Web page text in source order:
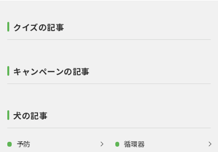
クイズの記事
キャンペーンの記事
犬の記事
予防
循環器